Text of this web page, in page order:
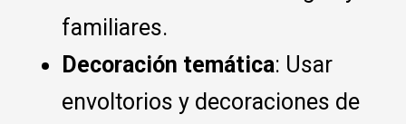
familiares.
Decoración temática: Usar
envoltorios y decoraciones de